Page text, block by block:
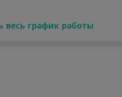
весь график работы